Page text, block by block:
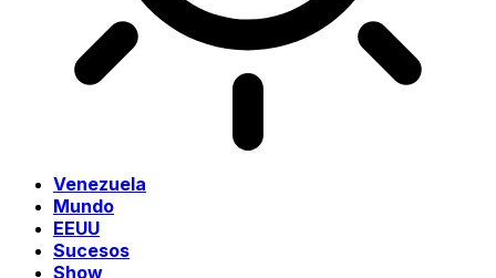
Venezuela
Mundo
EEUU
Sucesos
Show